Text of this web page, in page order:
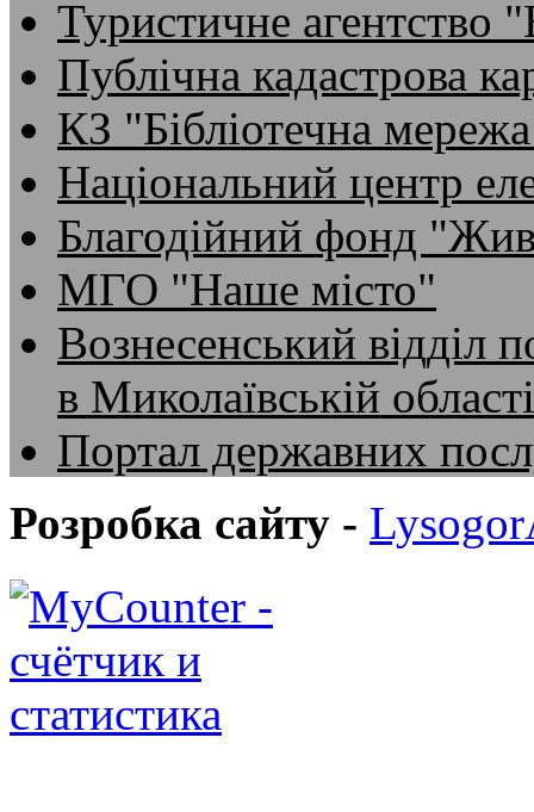
Туристичне агентство
Публічна кадастрова
КЗ "Бібліотечна
Національний центр
Благодійний фонд
МГО "Наше місто"
Вознесенський відділ
в Миколаївській області
Портал державних
Розробка сайту -